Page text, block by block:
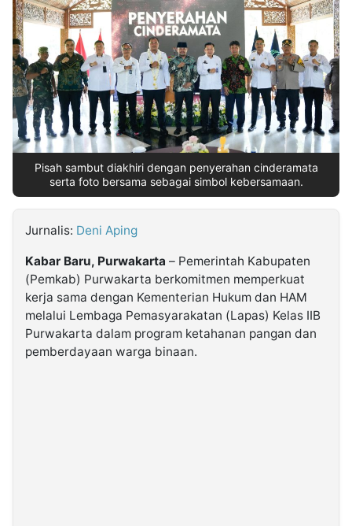
Insight
NTB
Suara
Time
Lens
IDN
Daily
Jogja
Jalan
Rakyat
Idealita
News
Kita
Notice
Dinamikapost.com
Radar
Baru
Seedbacklink
Follow
Kabarbaru
Kabarbaru.co
2026
Pisah sambut diakhiri dengan penyerahan cinderamata
serta foto bersama sebagai simbol kebersamaan.
Jurnalis: Deni Aping
Kabar Baru, Purwakarta – Pemerintah Kabupaten
(Pemkab) Purwakarta berkomitmen memperkuat
kerja sama dengan Kementerian Hukum dan HAM
melalui Lembaga Pemasyarakatan (Lapas) Kelas IIB
Purwakarta dalam program ketahanan pangan dan
pemberdayaan warga binaan.